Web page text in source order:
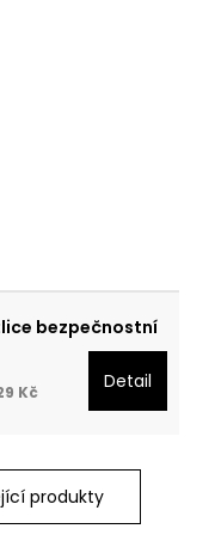
bezpečnostní
Kč Detail
produkty